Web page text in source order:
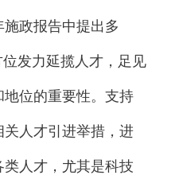
政报告中提出多
发力延揽人才，足见
地位的重要性。支持
人才引进举措，进
人才，尤其是科技